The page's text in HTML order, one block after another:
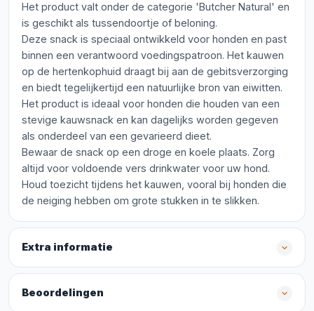
Het product valt onder de categorie 'Butcher Natural' en
is geschikt als tussendoortje of beloning.
Deze snack is speciaal ontwikkeld voor honden en past
binnen een verantwoord voedingspatroon. Het kauwen
op de hertenkophuid draagt bij aan de gebitsverzorging
en biedt tegelijkertijd een natuurlijke bron van eiwitten.
Het product is ideaal voor honden die houden van een
stevige kauwsnack en kan dagelijks worden gegeven
als onderdeel van een gevarieerd dieet.
Bewaar de snack op een droge en koele plaats. Zorg
altijd voor voldoende vers drinkwater voor uw hond.
Houd toezicht tijdens het kauwen, vooral bij honden die
de neiging hebben om grote stukken in te slikken.
Extra informatie
Beoordelingen